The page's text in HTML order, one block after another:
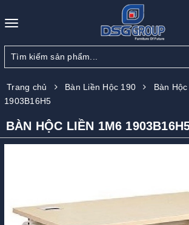
Toggle
Trang chủ Bàn Liền Hộc 190
Bàn
1903B16H5
BÀN HỘC LIỀN 1M6